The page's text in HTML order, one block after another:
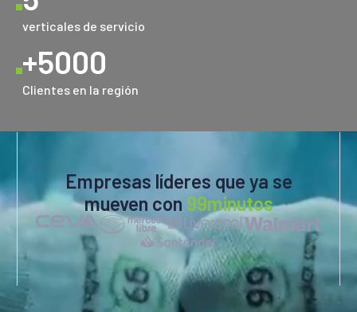
verticales de servicio
+5000
Clientes en la región
Empresas líderes que ya se
mueven con 99minutos